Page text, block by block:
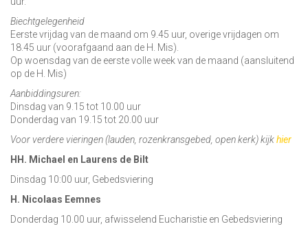
Biechtgelegenheid
Eerste vrijdag van de maand om 9.45 uur, overige vrijdagen om
18.45 uur (voorafgaand aan de H. Mis).
Op woensdag van de eerste volle week van de maand (aansluitend
op de H. Mis)
Aanbiddingsuren:
Dinsdag van 9.15 tot 10.00 uur
Donderdag van 19.15 tot 20.00 uur
Voor verdere vieringen (lauden, rozenkransgebed, open kerk) kijkhier
HH. Michael en Laurens de Bilt
Dinsdag 10:00 uur, Gebedsviering
H. Nicolaas Eemnes
Donderdag 10.00 uur, afwisselend Eucharistie en Gebedsviering